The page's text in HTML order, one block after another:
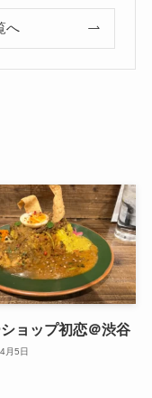
へ
ョップ初恋＠渋谷
月5日